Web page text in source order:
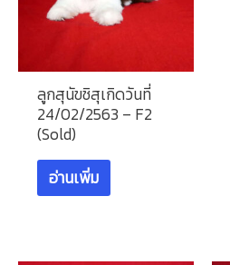
ลูกสุนัขชิสุเกิดวันที่
24/02/2563 – F2
(Sold)
อ่านเพิ่ม